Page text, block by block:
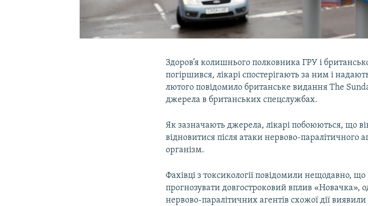
Здоров’я колишнього полковника ГРУ і
погіршився, лікарі спостерігають за ним і
лютого повідомило британське видання The
джерела в британських спецслужбах.
Як зазначають джерела, лікарі побоюються, що
відновитися після атаки нервово-паралітичного
організм.
Фахівці з токсикології повідомили нещодавно, що
прогнозувати довгостроковий вплив «Новачка»,
нервово-паралітичних агентів схожої дії